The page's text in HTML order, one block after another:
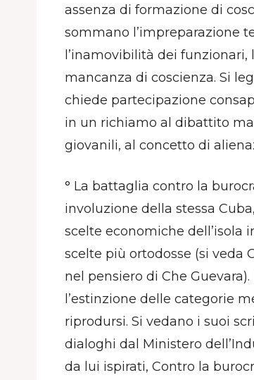
assenza di formazione di
sommano l’impreparazione
l’inamovibilità dei
mancanza di coscienza. Si
chiede partecipazione
in un richiamo al dibattito
giovanili, al concetto di
° La battaglia contro la
involuzione della stessa
scelte economiche dell’isola
scelte più ortodosse (si veda
nel pensiero di Che
l’estinzione delle categorie
riprodursi. Si vedano i suoi
dialoghi dal Ministero
da lui ispirati, Contro la